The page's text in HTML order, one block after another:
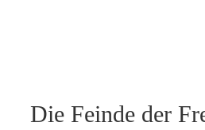
Die Feinde der